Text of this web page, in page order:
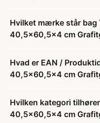
Hvilket mærke står bag
40,5x60,5x4 cm
Hvad er EAN /
40,5x60,5x4 cm
Hvilken kategori
40,5x60,5x4 cm